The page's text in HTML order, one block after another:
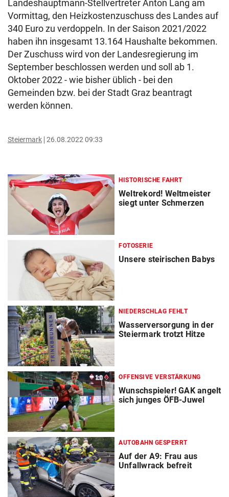
Landeshauptmann-Stellvertreter Anton Lang am
Vormittag, den Heizkostenzuschuss des Landes auf
340 Euro zu verdoppeln. In der Saison 2021/2022
haben ihn insgesamt 13.164 Haushalte bekommen.
Der Zuschuss wird von der Landesregierung im
September beschlossen werden und soll ab 1.
Oktober 2022 - wie bisher üblich - bei den
Gemeinden bzw. bei der Stadt Graz beantragt
werden können.
Steiermark 26.08.2022 09:33
HISTORISCHE FAHRT
Weltrekord! Weltmeister
siegt unter Schmerzen
FOTOSERIE
Unsere steirischen Babys
NIEDERSCHLAG FEHLT
Wasserversorgung in der
Steiermark trotzt Hitze
OFFENSIVE VERSTÄRKUNG
Wunschspieler! GAK angelt
sich junges ÖFB-Juwel
AUTOBAHN GESPERRT
Auf der A9: Frau aus
Unfallwrack befreit